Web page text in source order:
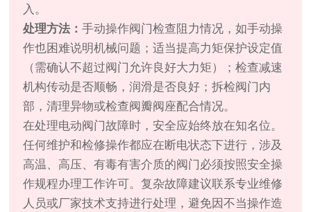
入。
处理方法：手动操作阀门检查阻力情况，如手动操
作也困难说明机械问题；适当提高力矩保护设定值
（需确认不超过阀门允许良好大力矩）；检查减速
机构传动是否顺畅，润滑是否良好；拆检阀门内
部，清理异物或检查阀瓣阀座配合情况。
在处理电动阀门故障时，安全应始终放在知名位。
任何维护和检修操作都应在断电状态下进行，涉及
高温、高压、有毒有害介质的阀门必须按照安全操
作规程办理工作许可。复杂故障建议联系专业维修
人员或厂家技术支持进行处理，避免因不当操作造